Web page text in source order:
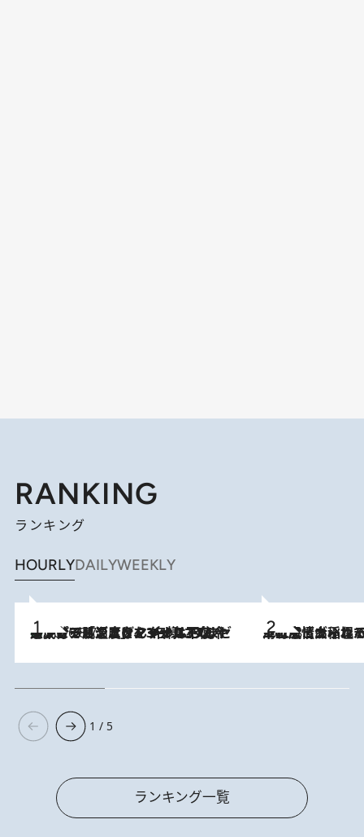
RANKING
ランキング
HOURLYDAILYWEEKLY
2026.8.7
メントールやエタノールは不使用。ピジョンより、マイルドな冷感成分で肌温度をマイナス3℃まで下げる「ごきげんクール ひんやりアクアミスト」を3名様にプレゼント 2026.8.5
下町風情あふれる台北屈指の人気エリア・大稲埕でセンスのいい台湾土産《ヴ
1 / 5
ランキング一覧